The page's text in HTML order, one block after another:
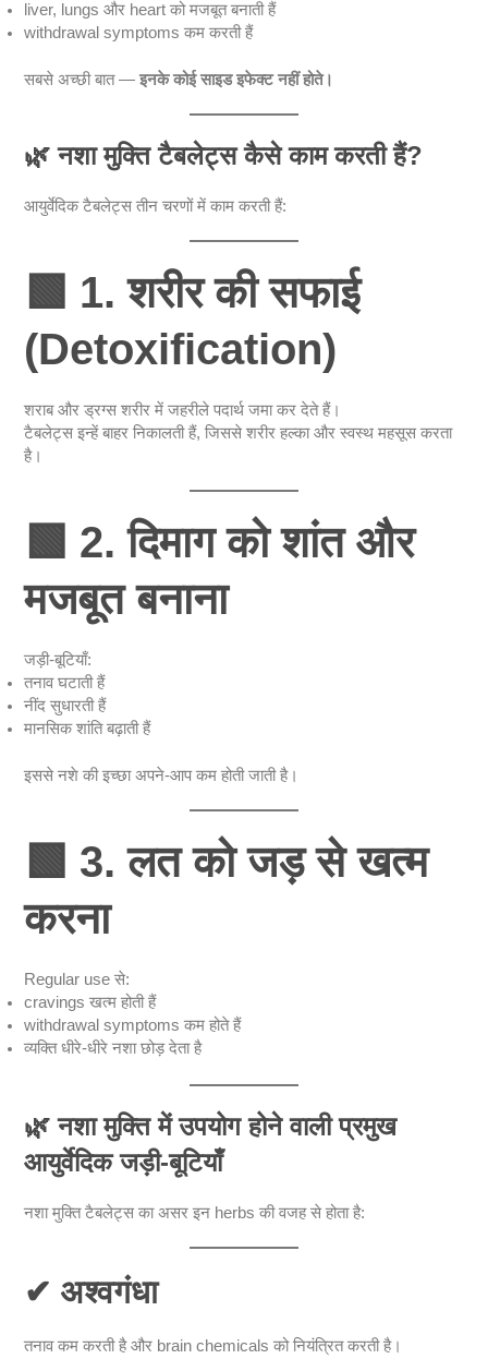
liver, lungs और heart को मजबूत बनाती हैं
withdrawal symptoms कम करती हैं
सबसे अच्छी बात —इनके कोई साइड इफेक्ट नहीं होते।
🌿नशा मुक्ति टैबलेट्स कैसे काम करती हैं?
आयुर्वेदिक टैबलेट्स तीन चरणों में काम करती हैं:
🟩 1. शरीर की सफाई
(Detoxification)
शराब और ड्रग्स शरीर में जहरीले पदार्थ जमा कर देते हैं।
टैबलेट्स इन्हें बाहर निकालती हैं, जिससे शरीर हल्का और स्वस्थ महसूस करता
है।
🟩 2. दिमाग को शांत और
मजबूत बनाना
जड़ी-बूटियाँ:
तनाव घटाती हैं
नींद सुधारती हैं
मानसिक शांति बढ़ाती हैं
इससे नशे की इच्छा अपने-आप कम होती जाती है।
🟩 3. लत को जड़ से खत्म
करना
Regular use से:
cravings खत्म होती हैं
withdrawal symptoms कम होते हैं
व्यक्ति धीरे-धीरे नशा छोड़ देता है
🌿नशा मुक्ति में उपयोग होने वाली प्रमुख
आयुर्वेदिक जड़ी-बूटियाँ
नशा मुक्ति टैबलेट्स का असर इन herbs की वजह से होता है:
✔ अश्वगंधा
तनाव कम करती है और brain chemicals को नियंत्रित करती है।